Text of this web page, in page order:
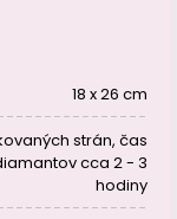
18 x 26 cm
strán, čas
cca 2 - 3
hodiny